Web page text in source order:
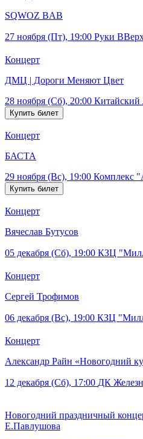
SQWOZ BAB
27 ноября (Пт), 19:00 Руки
Концерт
ДМЦ | Дороги Меняют Цвет
28 ноября (Сб), 20:00 Китайский
Концерт
БАСТА
29 ноября (Вс), 19:00 Комплекс
Концерт
Вячеслав Бутусов
05 декабря (Сб), 19:00 КЗЦ
Концерт
Сергей Трофимов
06 декабря (Вс), 19:00 КЗЦ
Концерт
Александр Райн «Новогодний
12 декабря (Сб), 17:00 ДК
Новогодний праздничный
Е.Павлушова